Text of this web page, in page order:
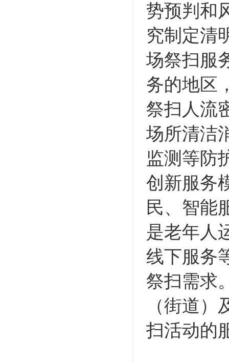
势预判和
究制定清
场祭扫服
务的地区
祭扫人流
场所清洁
监测等防
创新服务
民、智能
是老年人
线下服务
祭扫需求
（街道
扫活动的